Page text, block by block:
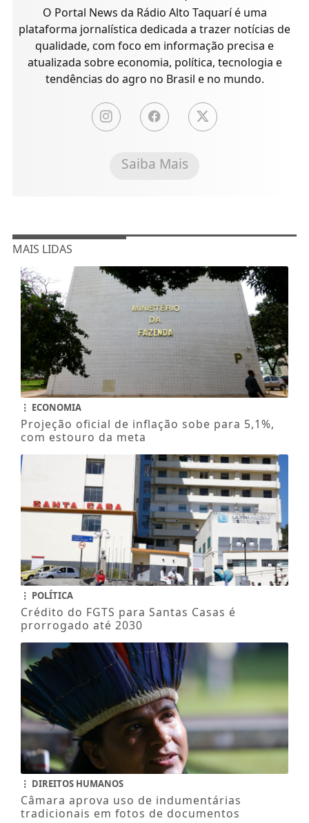
O Portal News da Rádio Alto Taquarí é uma
plataforma jornalística dedicada a trazer notícias de
qualidade, com foco em informação precisa e
atualizada sobre economia, política, tecnologia e
tendências do agro no Brasil e no mundo.
Saiba Mais
MAIS LIDAS
ECONOMIA
Projeção oficial de inflação sobe para 5,1%,
com estouro da meta
POLÍTICA
Crédito do FGTS para Santas Casas é
prorrogado até 2030
DIREITOS HUMANOS
Câmara aprova uso de indumentárias
tradicionais em fotos de documentos